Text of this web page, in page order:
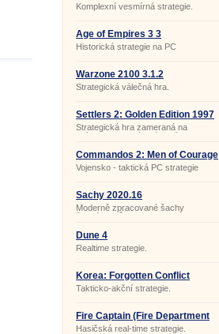
Komplexní vesmírná strategie.
Age of Empires 3 3
Historická strategie na PC
Warzone 2100 3.1.2
Strategická válečná hra.
Settlers 2: Golden Edition 1997
Strategická hra zameraná na
osídľovanie nových území
Commandos 2: Men of Courage
Vojensko - taktická PC strategie
Šachy 2020.16
Moderně zpracované šachy
českého tvůrce
Dune 4
Realtime strategie.
Korea: Forgotten Conflict
Takticko-akční strategie.
Fire Captain (Fire Department
2)
Hasičská real-time strategie.